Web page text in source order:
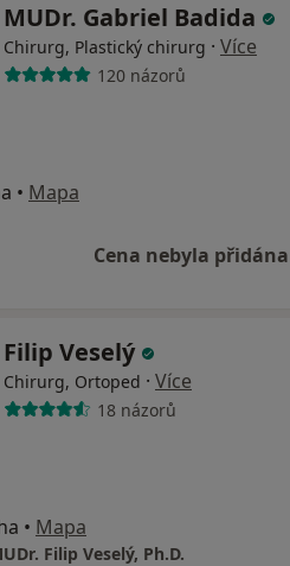
MUDr. Gabriel Badida
Chirurg, Plastický chirurg · Více
120 názorů
• Mapa
Cena nebyla přidána
Filip Veselý
Chirurg, Ortoped · Více
18 názorů
• Mapa
Filip Veselý, Ph.D.